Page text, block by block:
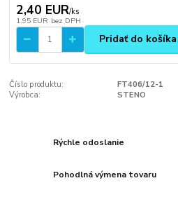
2,40 EUR/ks
1,95 EUR bez DPH
Pridať do košíka
Číslo produktu:
FT406/12-1
Výrobca:
STENO
Rýchle odoslanie
Pohodlná výmena tovaru